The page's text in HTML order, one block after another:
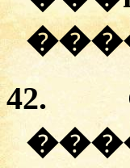
42.